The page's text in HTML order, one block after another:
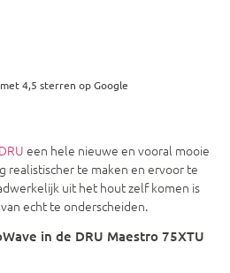
4,5 sterren op Google
DRU een hele nieuwe en vooral mooie
realistischer te maken en ervoor te
uit het hout zelf komen is
echt te onderscheiden.
in de DRU Maestro 75XTU